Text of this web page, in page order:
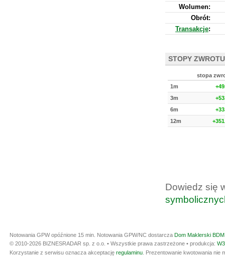
Wolumen:
Obrót:
Transakcje:
STOPY ZWROTU
stopa
1m
3m
6m
12m
Dowiedz się
Notowania GPW opóźnione 15 min. Notowania GPW/NC dostarcza Dom Maklerski
© 2010-2026 BIZNESRADAR sp. z o.o. • Wszystkie prawa zastrzeżone • produkcja:
Korzystanie z serwisu oznacza akceptację regulaminu . Prezentowanie kwotowania